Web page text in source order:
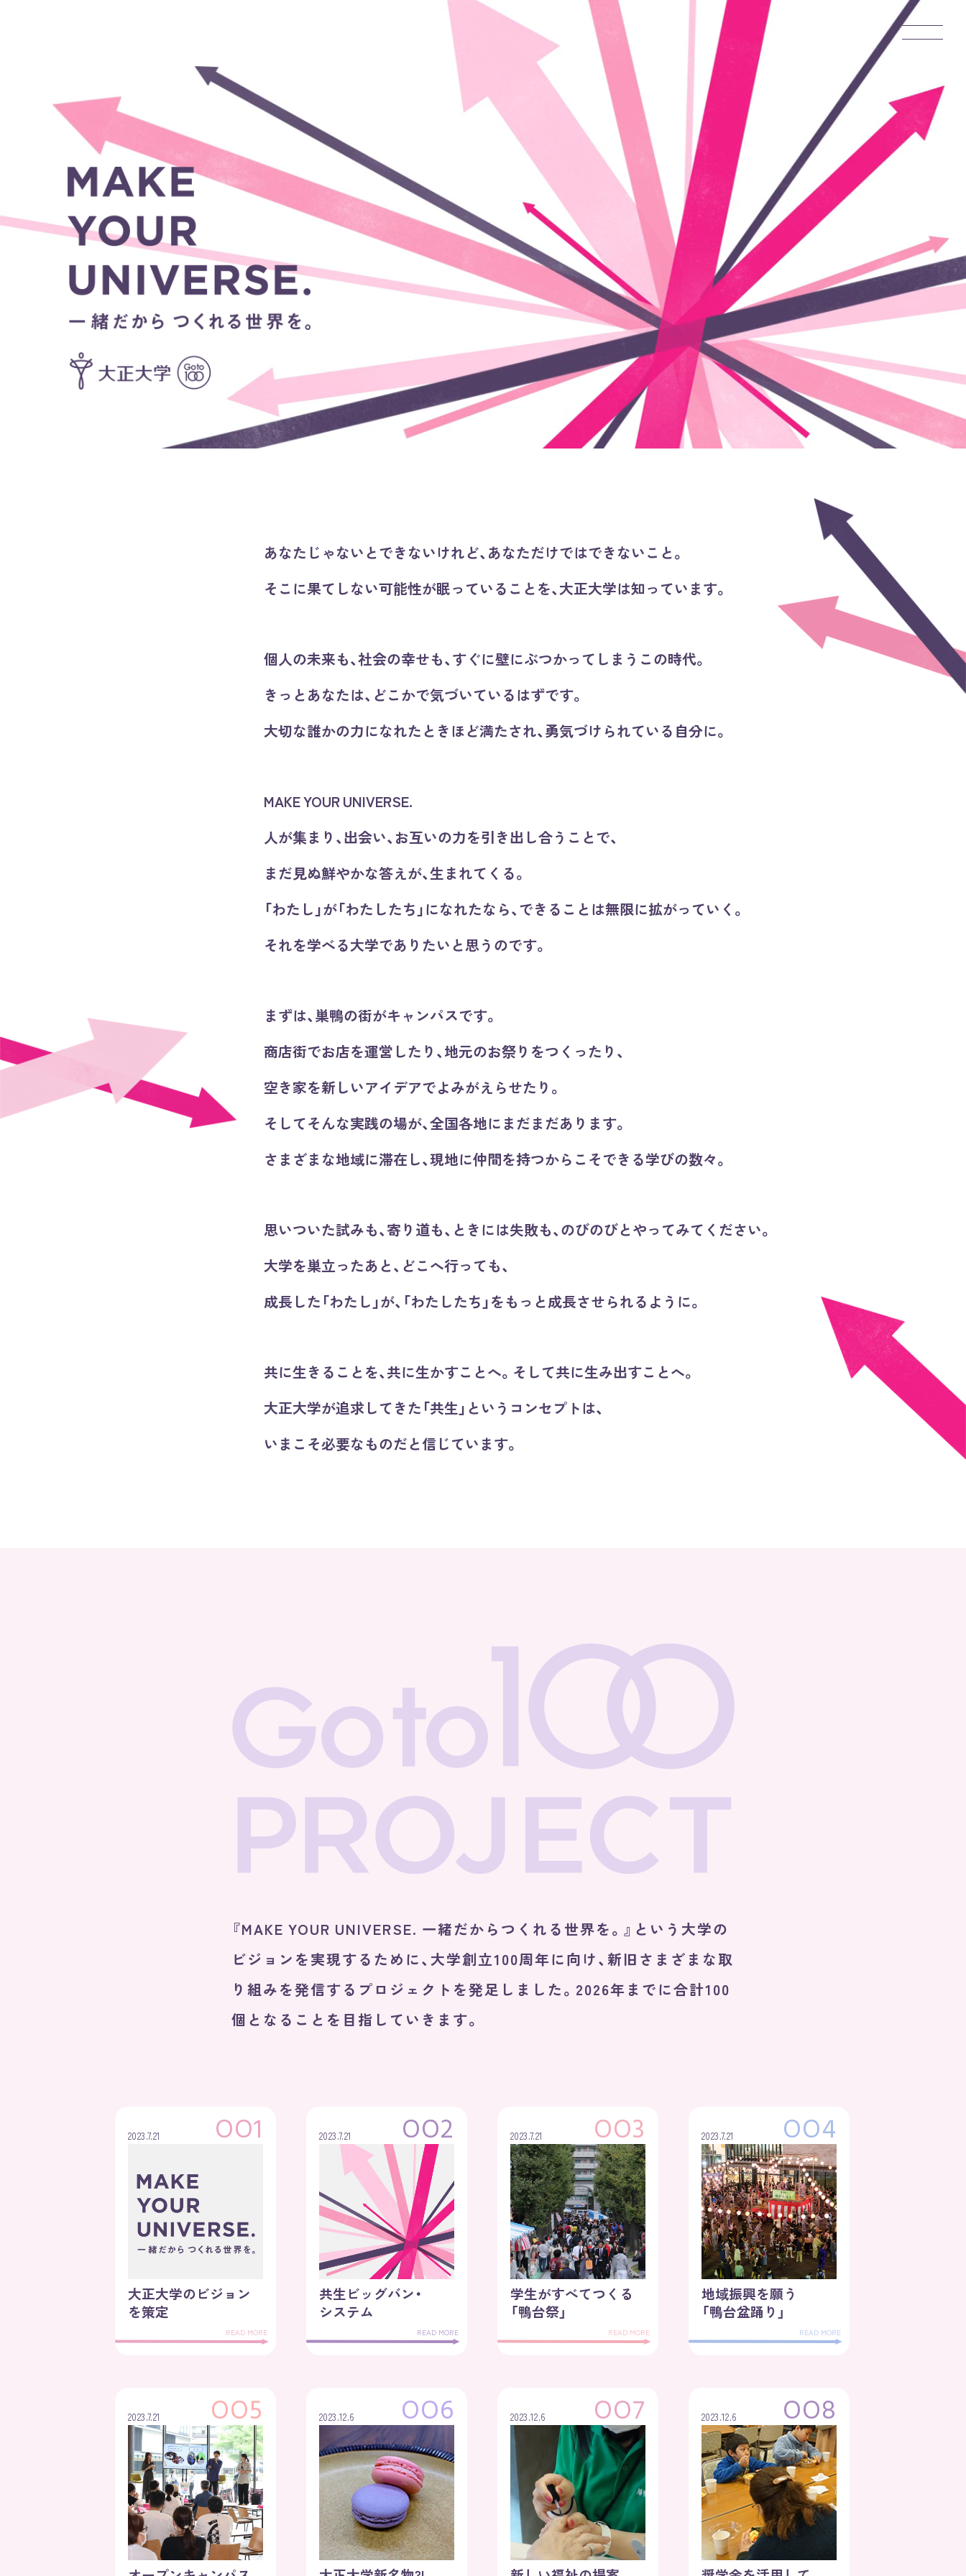
あなたじゃないとできないけれど、あなただけではできないこと。
そこに果てしない可能性が眠っていることを、大正大学は知っています。
個人の未来も、社会の幸せも、すぐに壁にぶつかってしまうこの時代。
きっとあなたは、どこかで気づいているはずです。
大切な誰かの力になれたときほど満たされ、勇気づけられている自分に。
MAKE YOUR UNIVERSE.
人が集まり、出会い、お互いの力を引き出し合うことで、
まだ見ぬ鮮やかな答えが、生まれてくる。
「わたし」が「わたしたち」になれたなら、できることは無限に拡がっていく。
それを学べる大学でありたいと思うのです。
まずは、巣鴨の街がキャンパスです。
商店街でお店を運営したり、地元のお祭りをつくったり、
空き家を新しいアイデアでよみがえらせたり。
そしてそんな実践の場が、全国各地にまだまだあります。
さまざまな地域に滞在し、現地に仲間を持つからこそできる学びの数々。
思いついた試みも、寄り道も、ときには失敗も、のびのびとやってみてください。
大学を巣立ったあと、どこへ行っても、
成長した「わたし」が、「わたしたち」をもっと成長させられるように。
共に生きることを、共に生かすことへ。 そして共に生み出すことへ。
大正大学が追求してきた「共生」というコンセプトは、
いまこそ必要なものだと信じています。
『MAKE YOUR UNIVERSE. 一緒だからつくれる世界を。』という大学の
ビジョンを実現するために、大学創立100周年に向け、新旧さまざまな取
り組みを発信するプロジェクトを発足しました。2026年までに合計100
個となることを目指していきます。
2023.7.21 OO1
大正大学のビジョン
を策定
READ MORE
2023.7.21 OO2
共生ビッグバン・
システム
READ MORE
2023.7.21 OO3
学生がすべてつくる
「鴨台祭」
READ MORE
2023.7.21 OO4
地域振興を願う
「鴨台盆踊り」
READ MORE
2023.7.21 OO5 2023.12.6 OO6 2023.12.6 OO7 2023.12.6 OO8